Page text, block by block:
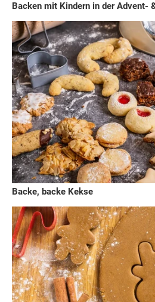
Backen mit Kindern in der Advent-
Backe, backe Kekse